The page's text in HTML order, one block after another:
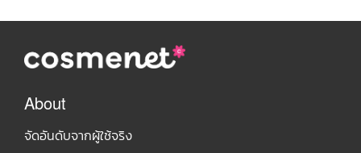
About
จัดอันดับจากผู้ใช้จริง